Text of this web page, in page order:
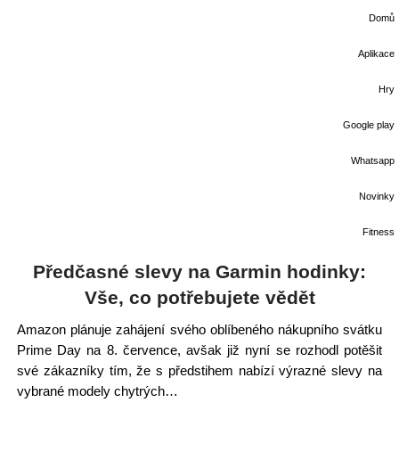
Domů
Aplikace
Hry
Google play
Whatsapp
Novinky
Fitness
Předčasné slevy na Garmin hodinky:
Vše, co potřebujete vědět
Amazon plánuje zahájení svého oblíbeného nákupního svátku
Prime Day na 8. července, avšak již nyní se rozhodl potěšit
své zákazníky tím, že s předstihem nabízí výrazné slevy na
vybrané modely chytrých…